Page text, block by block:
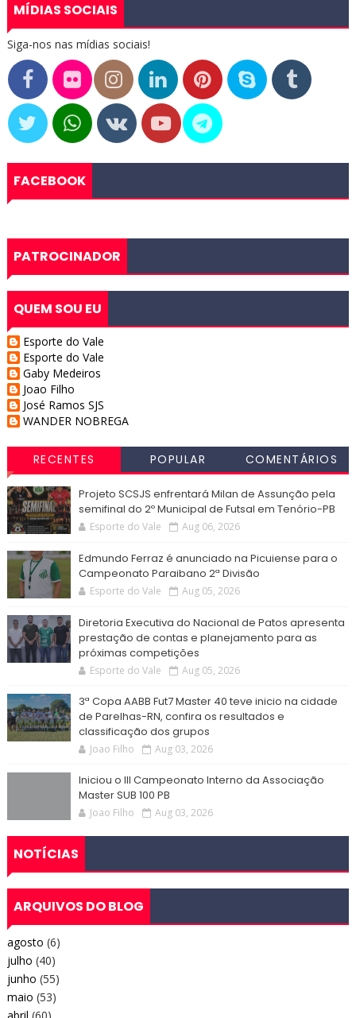
MÍDIAS SOCIAIS
Siga-nos nas mídias sociais!
FACEBOOK
PATROCINADOR
QUEM SOU EU
Esporte do Vale
Esporte do Vale
Gaby Medeiros
Joao Filho
José Ramos SJS
WANDER NOBREGA
RECENTES POPULAR COMENTÁRIOS
Projeto SCSJS enfrentará Milan de Assunção pela
semifinal do 2º Municipal de Futsal em Tenório-PB
Esporte do Vale Aug 06, 2026
Edmundo Ferraz é anunciado na Picuiense para o
Campeonato Paraibano 2ª Divisão
Esporte do Vale Aug 05, 2026
Diretoria Executiva do Nacional de Patos apresenta
prestação de contas e planejamento para as
próximas competições
Esporte do Vale Aug 05, 2026
3ª Copa AABB Fut7 Master 40 teve inicio na cidade
de Parelhas-RN, confira os resultados e
classificação dos grupos
Joao Filho Aug 03, 2026
Iniciou o III Campeonato Interno da Associação
Master SUB 100 PB
Joao Filho Aug 03, 2026
NOTÍCIAS
ARQUIVOS DO BLOG
agosto (6)
julho (40)
junho (55)
maio (53)
abril (60)